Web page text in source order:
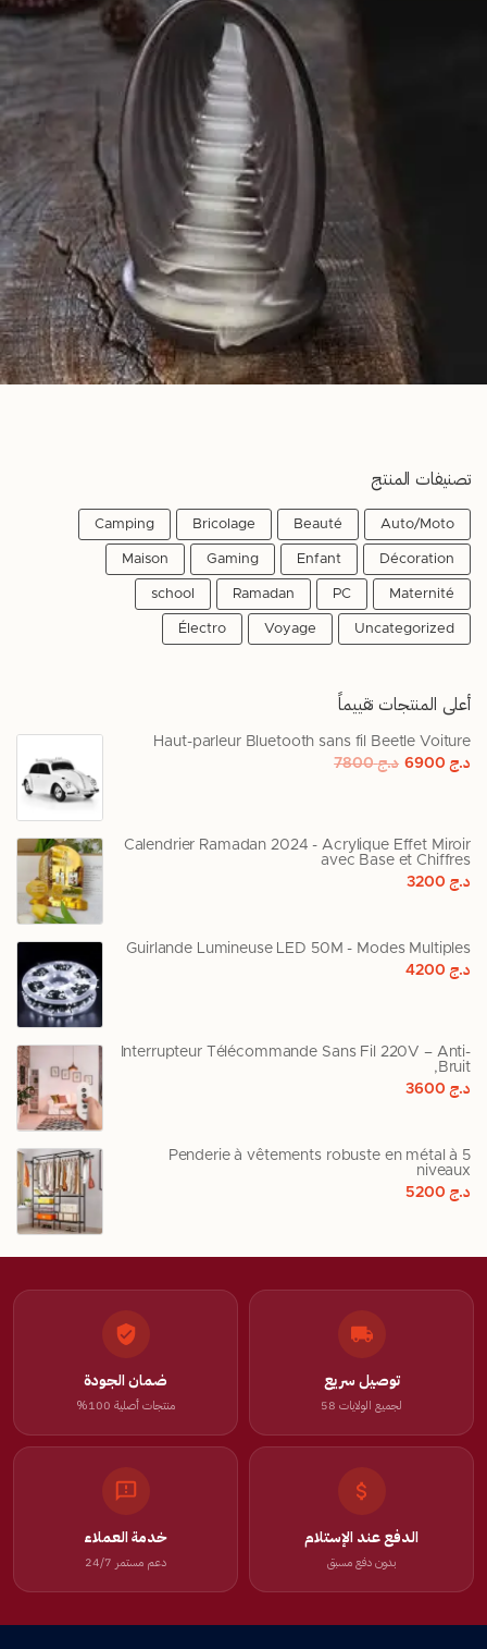
تصنيفات المنتج
Auto/Moto
Beauté
Bricolage
Camping
Décoration
Enfant
Gaming
Maison
Maternité
PC
Ramadan
school
Uncategorized
Voyage
Électro
أعلى المنتجات تقييماً
Haut-parleur Bluetooth sans fil Beetle Voiture
د.ج6900 د.ج7800
Calendrier Ramadan 2024 - Acrylique Effet Miroir
avec Base et Chiffres
د.ج3200
Guirlande Lumineuse LED 50M - Modes Multiples
د.ج4200
Interrupteur Télécommande Sans Fil 220V – Anti-
Bruit,
د.ج3600
Penderie à vêtements robuste en métal à 5
niveaux
د.ج5200
توصيل سريع
لجميع الولايات 58
ضمان الجودة
منتجات أصلية 100%
الدفع عند الإستلام
بدون دفع مسبق
خدمة العملاء
دعم مستمر 24/7